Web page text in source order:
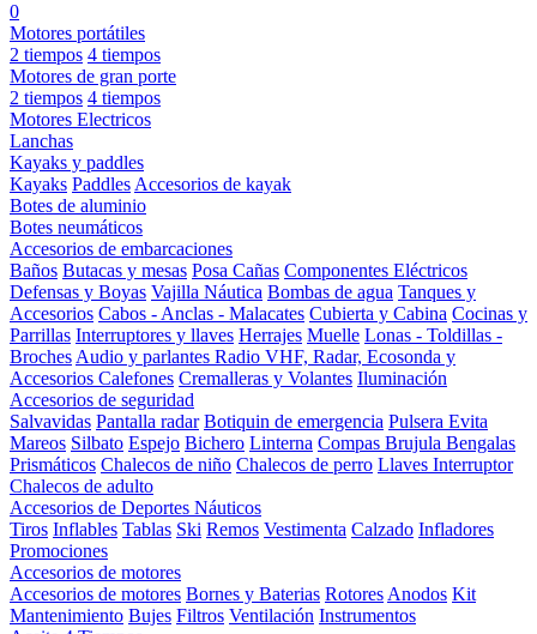
0
Motores portátiles
2 tiempos 4 tiempos
Motores de gran porte
2 tiempos 4 tiempos
Motores Electricos
Lanchas
Kayaks y paddles
Kayaks Paddles Accesorios de kayak
Botes de aluminio
Botes neumáticos
Accesorios de embarcaciones
Baños Butacas y mesas Posa Cañas Componentes Eléctricos
Defensas y Boyas Vajilla Náutica Bombas de agua Tanques y
Accesorios Cabos - Anclas - Malacates Cubierta y Cabina Cocinas y
Parrillas Interruptores y llaves Herrajes Muelle Lonas - Toldillas -
Broches Audio y parlantes Radio VHF, Radar, Ecosonda y
Accesorios Calefones Cremalleras y Volantes Iluminación
Accesorios de seguridad
Salvavidas Pantalla radar Botiquin de emergencia Pulsera Evita
Mareos Silbato Espejo Bichero Linterna Compas Brujula Bengalas
Prismáticos Chalecos de niño Chalecos de perro Llaves Interruptor
Chalecos de adulto
Accesorios de Deportes Náuticos
Tiros Inflables Tablas Ski Remos Vestimenta Calzado Infladores
Promociones
Accesorios de motores
Accesorios de motores Bornes y Baterias Rotores Anodos Kit
Mantenimiento Bujes Filtros Ventilación Instrumentos